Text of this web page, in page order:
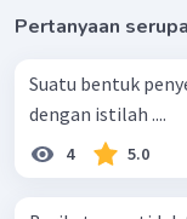
Pertanyaan serupa
Suatu bentuk
dengan istilah ....
4 5.0